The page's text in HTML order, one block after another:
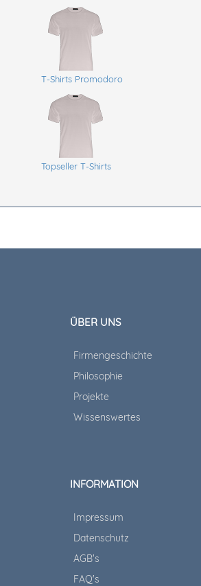
T-Shirts Promodoro
Topseller T-Shirts
ÜBER UNS
Firmengeschichte
Philosophie
Projekte
Wissenswertes
INFORMATION
Impressum
Datenschutz
AGB's
FAQ's